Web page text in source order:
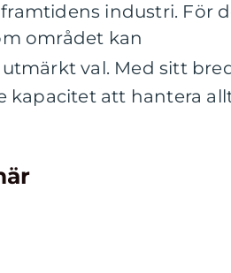
industri. För
området kan
val. Med sitt
kapacitet att hantera